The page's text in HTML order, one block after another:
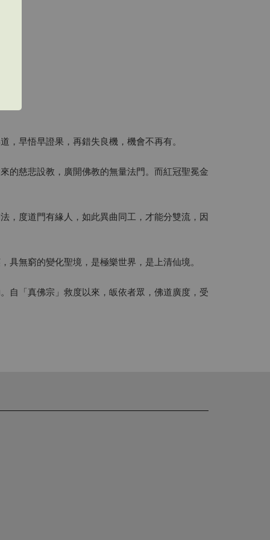
早悟早證果，再錯失良機，機會不再有。
的慈悲設教，廣開佛教的無量法門。而紅冠聖冕金
，度道門有緣人，如此異曲同工，才能分雙流，因
無窮的變化聖境，是極樂世界，是上清仙境。
自「真佛宗」救度以來，皈依者眾，佛道廣度，受